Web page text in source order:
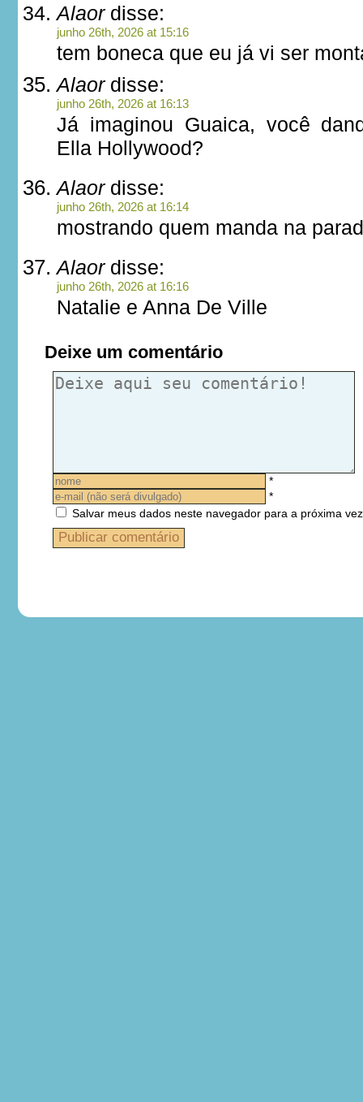
Alaordisse:
junho 26th, 2026 at 15:16
tem boneca que eu já vi ser
Alaordisse:
junho 26th, 2026 at 16:13
Já imaginou Guaica, você
Ella Hollywood?
Alaordisse:
junho 26th, 2026 at 16:14
mostrando quem manda na
Alaordisse:
junho 26th, 2026 at 16:16
Natalie e Anna De Ville
Deixe um comentário
*
*
Salvar meus dados neste navegador para a próxima